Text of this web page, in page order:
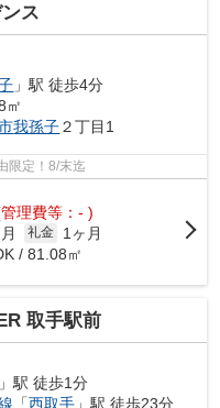
ス
」駅 徒歩4分
㎡
我孫子２丁目1
限定！8/末迄
理費等：- )
礼金
1ヶ月
/ 81.08㎡
取手駅前
」駅 徒歩1分
「西取手 」駅 徒歩23分